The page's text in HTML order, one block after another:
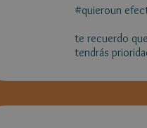
#quieroun
te recuerdo
tendrás